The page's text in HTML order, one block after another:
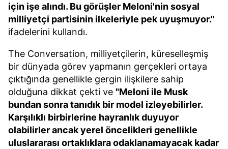
için işe alındı. Bu görüşler Meloni'nin sosyal
milliyetçi partisinin ilkeleriyle pek uyuşmuyor."
ifadelerini kullandı.
The Conversation, milliyetçilerin, küreselleşmiş
bir dünyada görev yapmanın gerçekleri ortaya
çıktığında genellikle gergin ilişkilere sahip
olduğuna dikkat çekti ve "Meloni ile Musk
bundan sonra tanıdık bir model izleyebilirler.
Karşılıklı birbirlerine hayranlık duyuyor
olabilirler ancak yerel öncelikleri genellikle
uluslararası ortaklıklara odaklanamayacak kadar